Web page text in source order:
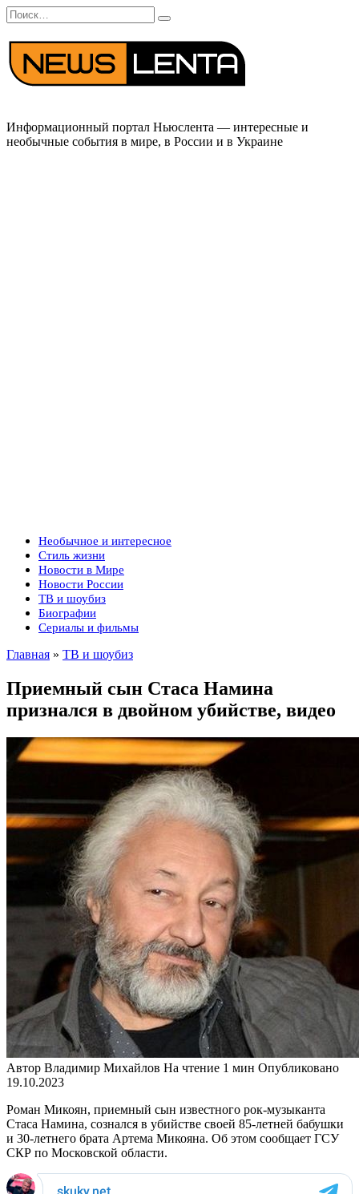
Перейти
к
содержанию
Search
for:
Информационный портал Ньюслента — интересные и
необычные события в мире, в России и в Украине
Необычное и интересное
Стиль жизни
Новости в Мире
Новости России
ТВ и шоубиз
Биографии
Сериалы и фильмы
Главная » ТВ и шоубиз
Приемный сын Стаса Намина
признался в двойном убийстве, видео
Автор Владимир Михайлов На чтение 1 мин Опубликовано
19.10.2023
Роман Микоян, приемный сын известного рок-музыканта
Стаса Намина, сознался в убийстве своей 85-летней бабушки
и 30-летнего брата Артема Микояна. Об этом сообщает ГСУ
СКР по Московской области.